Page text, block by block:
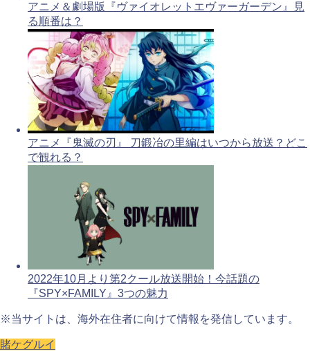
アニメ＆劇場版『ヴァイオレットエヴァーガーデン』見
る順番は？
アニメ『鬼滅の刃』 刀鍛冶の里編はいつから放送？どこ
で観れる？
2022年10月より第2クール放送開始！今話題の
『SPY×FAMILY』3つの魅力
※当サイトは、海外在住者に向けて情報を発信しています。
賭ケグルイ